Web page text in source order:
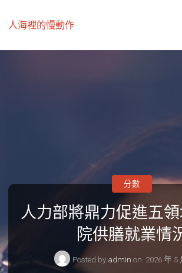
人海裡的慢動作
人力部將鼎力促進五
院供膳就業情
Posted by admin on 2026 年 5
分數